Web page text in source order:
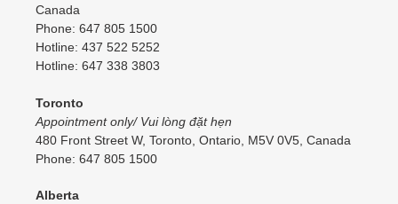
Canada
Phone: 647 805 1500
Hotline: 437 522 5252
Hotline: 647 338 3803
Toronto
Appointment only/ Vui lòng đặt hẹn
480 Front Street W, Toronto, Ontario, M5V 0V5, Canada
Phone: 647 805 1500
Alberta